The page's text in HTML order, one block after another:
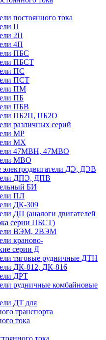
постоянного тока
П
2П
4П
ПБС
ПБСТ
ПС
ПСТ
ПМ
ПБ
ПБВ
ПБ2П, ПБ2О
различных серий
МР
MX
47MBH, 47МВО
MBO
электродвигатели ДЭ, ДЭВ
ДПЭ, ДПВ
БИ
ПЛ
ДК-309
ДП (аналоги двигателей
серии ПБСТ)
ВЭМ, 2ВЭМ
краново-
серии Д
тяговые рудничные ДТН
ДК-812, ДК-816
ДРТ
рудничные комбайновые
ДТ для
транспорта
тока
тока